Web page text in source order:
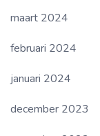
maart 2024
februari 2024
januari 2024
december 2023